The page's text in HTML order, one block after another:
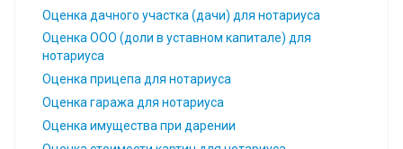
Оценка дачного участка (дачи) для нотариуса
Оценка ООО (доли в уставном капитале) для
нотариуса
Оценка прицепа для нотариуса
Оценка гаража для нотариуса
Оценка имущества при дарении